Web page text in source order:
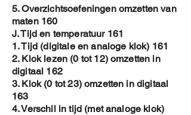
5. Overzichtsoefeningen omzetten van
maten 160
J. Tijd en temperatuur 161
1. Tijd (digitale en analoge klok) 161
2. Klok lezen (0 tot 12) omzetten in
digitaal 162
3. Klok (0 tot 23) omzetten in digitaal
163
4. Verschil in tijd (met analoge klok)